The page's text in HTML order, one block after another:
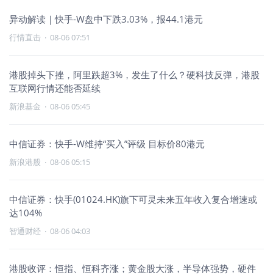
异动解读｜快手-W盘中下跌3.03%，报44.1港元
行情直击 · 08-06 07:51
港股掉头下挫，阿里跌超3%，发生了什么？硬科技反弹，港股
互联网行情还能否延续
新浪基金 · 08-06 05:45
中信证券：快手-W维持“买入”评级 目标价80港元
新浪港股 · 08-06 05:15
中信证券：快手(01024.HK)旗下可灵未来五年收入复合增速或
达104%
智通财经 · 08-06 04:03
港股收评：恒指、恒科齐涨；黄金股大涨，半导体强势，硬件